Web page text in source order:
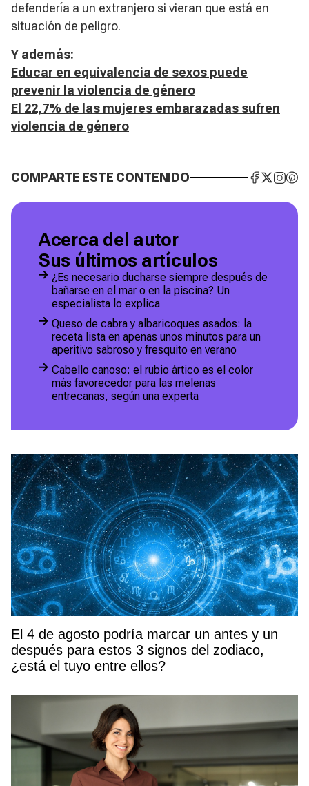
defendería a un extranjero si vieran que está en
situación de peligro.
Y además:
Educar en equivalencia de sexos puede
prevenir la violencia de género
El 22,7% de las mujeres embarazadas sufren
violencia de género
COMPARTE ESTE CONTENIDO
Acerca del autor
Sus últimos artículos
¿Es necesario ducharse siempre después de
bañarse en el mar o en la piscina? Un
especialista lo explica
Queso de cabra y albaricoques asados: la
receta lista en apenas unos minutos para un
aperitivo sabroso y fresquito en verano
Cabello canoso: el rubio ártico es el color
más favorecedor para las melenas
entrecanas, según una experta
El 4 de agosto podría marcar un antes y un
después para estos 3 signos del zodiaco,
¿está el tuyo entre ellos?